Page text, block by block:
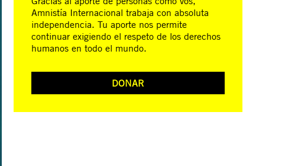
Amnistía Internacional trabaja con absoluta
independencia. Tu aporte nos permite
continuar exigiendo el respeto de los derechos
humanos en todo el mundo.
DONAR